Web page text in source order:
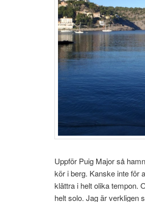
Uppför Puig Major så
kör i berg. Kanske inte för
klättra i helt olika tempon.
helt solo. Jag är verkligen